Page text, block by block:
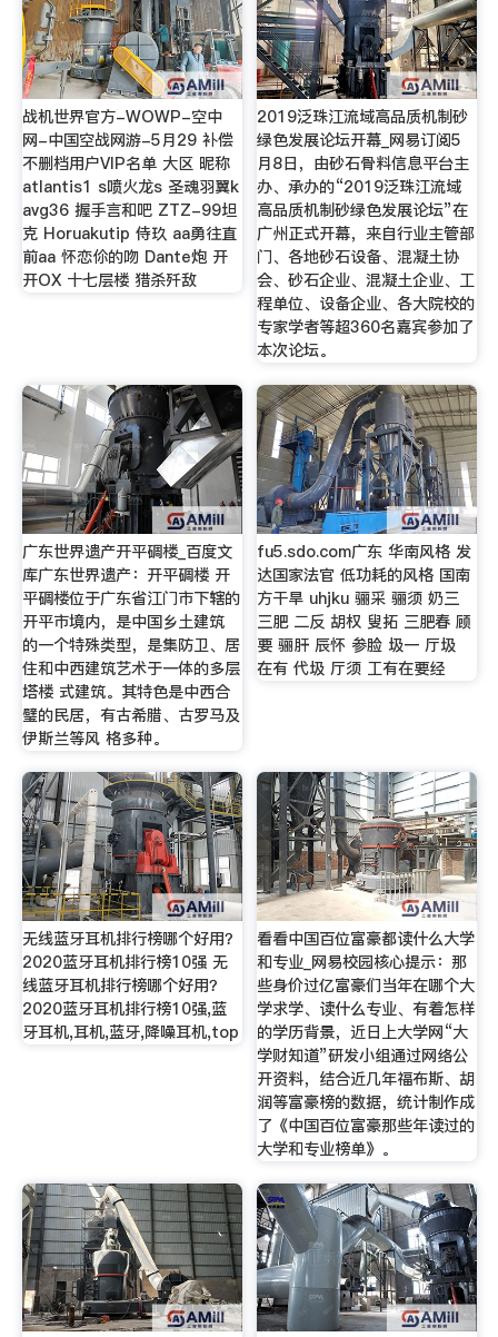
战机世界官方-WOWP-空中
网-中国空战网游-5月29 补偿
不删档用户VIP名单 大区 昵称
atlantis1 s喷火龙s 圣魂羽翼k
avg36 握手言和吧 ZTZ-99坦
克 Horuakutip 侍玖 aa勇往直
前aa 怀恋伱的吻 Dante炮 开
开OX 十七层楼 猎杀歼敌
2019泛珠江流域高品质机制砂
绿色发展论坛开幕_网易订阅5
月8日，由砂石骨料信息平台主
办、承办的“2019泛珠江流域
高品质机制砂绿色发展论坛”在
广州正式开幕，来自行业主管部
门、各地砂石设备、混凝土协
会、砂石企业、混凝土企业、工
程单位、设备企业、各大院校的
专家学者等超360名嘉宾参加了
本次论坛。
广东世界遗产开平碉楼_百度文
库广东世界遗产：开平碉楼 开
平碉楼位于广东省江门市下辖的
开平市境内，是中国乡土建筑
的一个特殊类型，是集防卫、居
住和中西建筑艺术于一体的多层
塔楼 式建筑。其特色是中西合
璧的民居，有古希腊、古罗马及
伊斯兰等风 格多种。
fu5.sdo.com广东 华南风格 发
达国家法官 低功耗的风格 国南
方干旱 uhjku 骊采 骊须 奶三
三肥 二反 胡权 叟拓 三肥春 顾
要 骊肝 辰怀 参脸 圾一 厅圾
在有 代圾 厅须 工有在要经
无线蓝牙耳机排行榜哪个好用？
2020蓝牙耳机排行榜10强 无
线蓝牙耳机排行榜哪个好用？
2020蓝牙耳机排行榜10强,蓝
牙耳机,耳机,蓝牙,降噪耳机,top
看看中国百位富豪都读什么大学
和专业_网易校园核心提示：那
些身价过亿富豪们当年在哪个大
学求学、读什么专业、有着怎样
的学历背景，近日上大学网“大
学财知道”研发小组通过网络公
开资料，结合近几年福布斯、胡
润等富豪榜的数据，统计制作成
了《中国百位富豪那些年读过的
大学和专业榜单》。